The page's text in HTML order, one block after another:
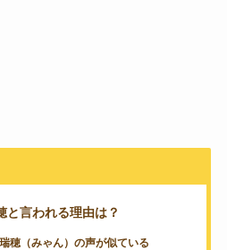
と言われる理由は？
穂（みゃん）の声が似ている